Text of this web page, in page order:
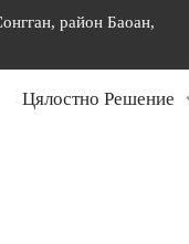
район Баоан,
Цялостно Решение